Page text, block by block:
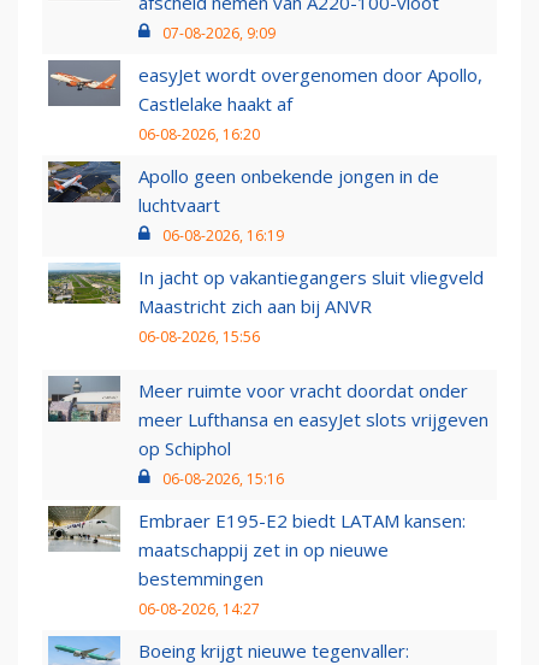
07-08-2026, 9:09
easyJet wordt overgenomen door Apollo,
Castlelake haakt af
06-08-2026, 16:20
Apollo geen onbekende jongen in de
luchtvaart
06-08-2026, 16:19
In jacht op vakantiegangers sluit vliegveld
Maastricht zich aan bij ANVR
06-08-2026, 15:56
Meer ruimte voor vracht doordat onder
meer Lufthansa en easyJet slots vrijgeven
op Schiphol
06-08-2026, 15:16
Embraer E195-E2 biedt LATAM kansen:
maatschappij zet in op nieuwe
bestemmingen
06-08-2026, 14:27
Boeing krijgt nieuwe tegenvaller: